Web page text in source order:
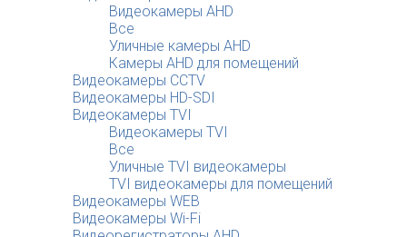
Видеокамеры AHD
Все
Уличные камеры AHD
Камеры AHD для помещений
Видеокамеры CCTV
Видеокамеры HD-SDI
Видеокамеры TVI
Видеокамеры TVI
Все
Уличные TVI видеокамеры
TVI видеокамеры для помещений
Видеокамеры WEB
Видеокамеры Wi-Fi